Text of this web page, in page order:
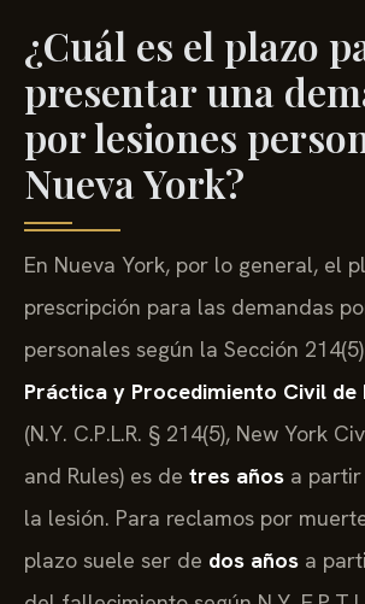
¿Cuál es el plazo
presentar una
por lesiones
Nueva York?
En Nueva York, por lo general, el
prescripción para las demandas
personales según la Sección
Práctica y Procedimiento Civil de
(N.Y. C.P.L.R. § 214(5), New York
and Rules) es de tres años a
la lesión. Para reclamos por
plazo suele ser de dos años a